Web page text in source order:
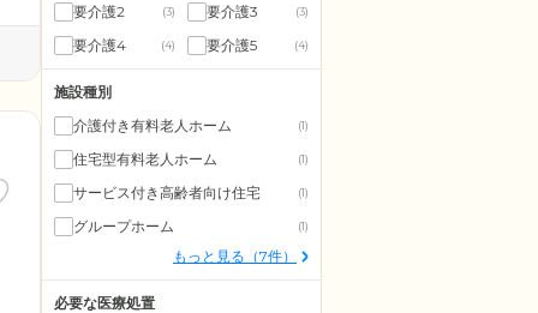
要介護2 (3) 要介護3 (3)
要介護4 (4) 要介護5 (4)
施設種別
介護付き有料老人ホーム
(1)
住宅型有料老人ホーム (1)
サービス付き高齢者向け住宅 (1)
グループホーム (1)
もっと見る（7件）
必要な医療処置